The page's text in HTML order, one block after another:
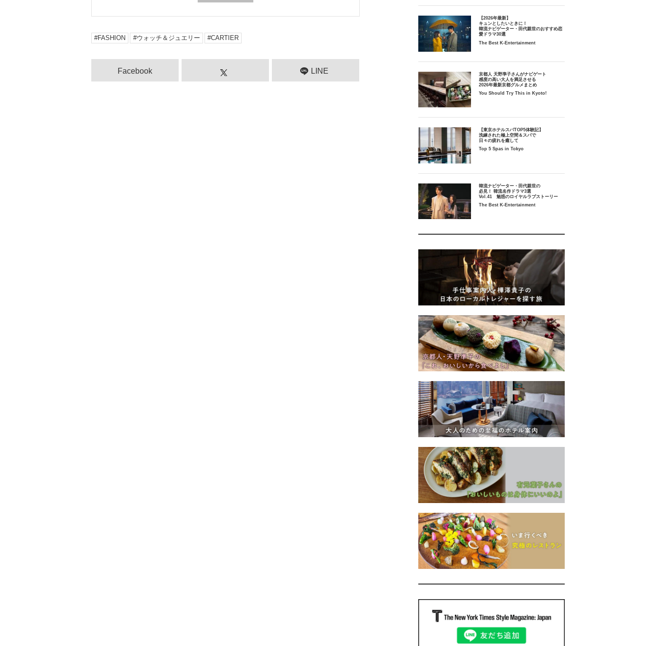
FASHION ウォッチ＆ジュエリー CARTIER
Facebook LINE
【2026年最新】
キュンとしたいときに！
韓流ナビゲーター・田代親世のおすすめ恋
愛ドラマ30選
The Best K-Entertainment
京都人 天野準子さんがナビゲート
感度の高い大人を満足させる
2026年最新京都グルメまとめ
You Should Try This in Kyoto!
【東京ホテルスパTOP5体験記】
洗練された極上空間＆スパで
日々の疲れを癒して
Top 5 Spas in Tokyo
韓流ナビゲーター・田代親世の
必見！ 韓流名作ドラマ3選
Vol.41 魅惑のロイヤルラブストーリー
The Best K-Entertainment